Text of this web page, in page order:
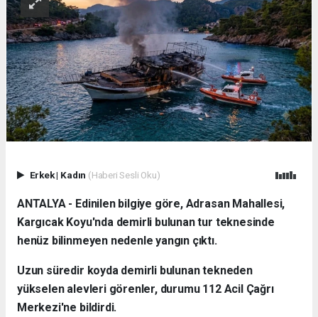
Erkek| Kadın (Haberi Sesli Oku)
ANTALYA - Edinilen bilgiye göre, Adrasan Mahallesi,
Kargıcak Koyu'nda demirli bulunan tur teknesinde
henüz bilinmeyen nedenle yangın çıktı.
Uzun süredir koyda demirli bulunan tekneden
yükselen alevleri görenler, durumu 112 Acil Çağrı
Merkezi'ne bildirdi.